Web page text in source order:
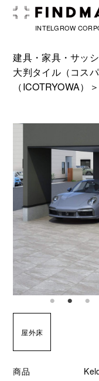
INTELGROW
建具・家具・サッ
大判タイル（コス
（ICOTRYOWA）
屋外床
商品